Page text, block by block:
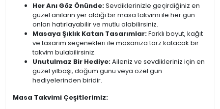
Her Anı Göz Önünde:Sevdiklerinizle geçirdiğiniz en
güzel anıların yer aldığı bir masa takvimi ile her gün
onları hatırlayabilir ve mutlu olabilirsiniz.
Masaya Şıklık Katan Tasarımlar:Farklı boyut, kağıt
ve tasarım seçenekleri ile masanıza tarz katacak bir
takvim bulabilirsiniz.
Unutulmaz Bir Hediye:Aileniz ve sevdikleriniz için en
güzel yılbaşı, doğum günü veya özel gün
hediyelerinden biridir.
Masa Takvimi Çeşitlerimiz: